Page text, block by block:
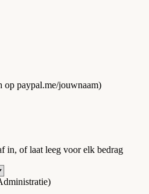
op paypal.me/jouwnaam)
in, of laat leeg voor elk bedrag